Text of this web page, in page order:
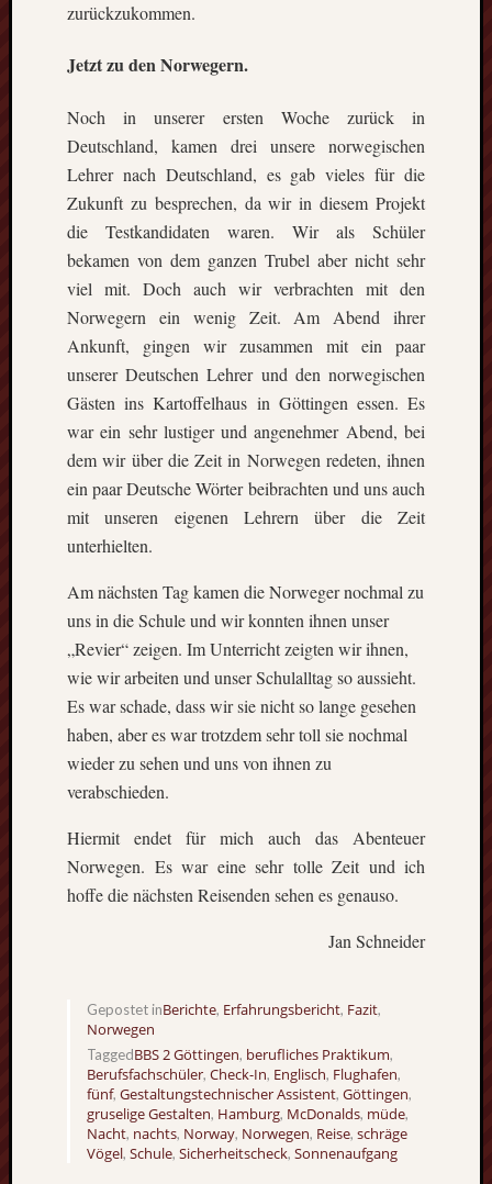
zurückzukommen.
Jetzt zu den Norwegern.
Noch in unserer ersten Woche zurück in
Deutschland, kamen drei unsere norwegischen
Lehrer nach Deutschland, es gab vieles für die
Zukunft zu besprechen, da wir in diesem Projekt
die Testkandidaten waren. Wir als Schüler
bekamen von dem ganzen Trubel aber nicht sehr
viel mit. Doch auch wir verbrachten mit den
Norwegern ein wenig Zeit. Am Abend ihrer
Ankunft, gingen wir zusammen mit ein paar
unserer Deutschen Lehrer und den norwegischen
Gästen ins Kartoffelhaus in Göttingen essen. Es
war ein sehr lustiger und angenehmer Abend, bei
dem wir über die Zeit in Norwegen redeten, ihnen
ein paar Deutsche Wörter beibrachten und uns auch
mit unseren eigenen Lehrern über die Zeit
unterhielten.
Am nächsten Tag kamen die Norweger nochmal zu
uns in die Schule und wir konnten ihnen unser
„Revier“ zeigen. Im Unterricht zeigten wir ihnen,
wie wir arbeiten und unser Schulalltag so aussieht.
Es war schade, dass wir sie nicht so lange gesehen
haben, aber es war trotzdem sehr toll sie nochmal
wieder zu sehen und uns von ihnen zu
verabschieden.
Hiermit endet für mich auch das Abenteuer
Norwegen. Es war eine sehr tolle Zeit und ich
hoffe die nächsten Reisenden sehen es genauso.
Jan Schneider
Gepostet inBerichte, Erfahrungsbericht, Fazit,
Norwegen
TaggedBBS 2 Göttingen, berufliches Praktikum,
Berufsfachschüler, Check-In, Englisch, Flughafen,
fünf, Gestaltungstechnischer Assistent, Göttingen,
gruselige Gestalten, Hamburg, McDonalds, müde,
Nacht, nachts, Norway, Norwegen, Reise, schräge
Vögel, Schule, Sicherheitscheck, Sonnenaufgang